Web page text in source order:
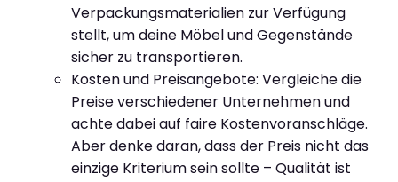
Verpackungsmaterialien zur Verfügung
stellt, um deine Möbel und Gegenstände
sicher zu transportieren.
Kosten und Preisangebote: Vergleiche die
Preise verschiedener Unternehmen und
achte dabei auf faire Kostenvoranschläge.
Aber denke daran, dass der Preis nicht das
einzige Kriterium sein sollte – Qualität ist